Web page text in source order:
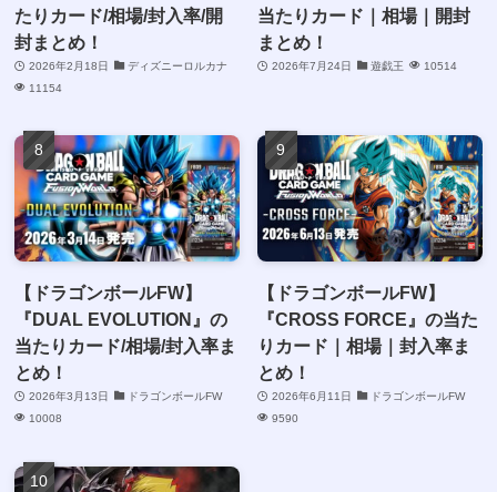
たりカード/相場/封入率/開
封まとめ！
2026年2月18日
ディズニーロルカナ
11154
当たりカード｜相場｜開封
まとめ！
2026年7月24日 遊戯王 10514
【ドラゴンボールFW】
『DUAL EVOLUTION』の
当たりカード/相場/封入率ま
とめ！
2026年3月13日
ドラゴンボールFW
10008
【ドラゴンボールFW】
『CROSS FORCE』の当た
りカード｜相場｜封入率ま
とめ！
2026年6月11日
ドラゴンボールFW
9590